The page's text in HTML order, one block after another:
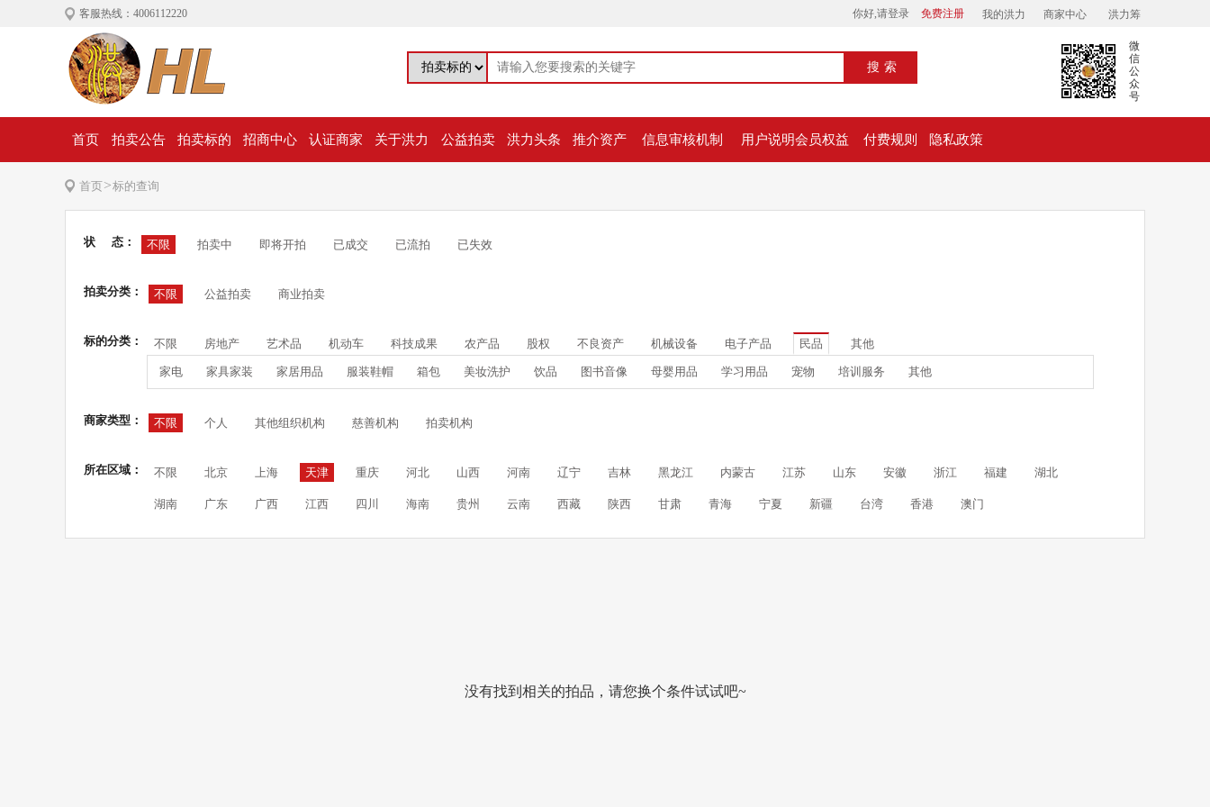
客服热线：4006112220 你好,请登录 免费注册 我的洪力 商家中心 洪力筹
搜索
微
信
公
众
号
首页 拍卖公告 拍卖标的 招商中心 认证商家 关于洪力 公益拍卖 洪力头条 推介资产 信息审核机制 用户说明会员权益 付费规则 隐私政策
首页>标的查询
状 态： 不限 拍卖中 即将开拍 已成交 已流拍 已失效
拍卖分类： 不限 公益拍卖 商业拍卖
标的分类： 不限 房地产 艺术品 机动车 科技成果 农产品 股权 不良资产 机械设备 电子产品 民品 其他
家电 家具家装 家居用品 服装鞋帽 箱包 美妆洗护 饮品 图书音像 母婴用品 学习用品 宠物 培训服务 其他
商家类型： 不限 个人 其他组织机构 慈善机构 拍卖机构
所在区域： 不限 北京 上海 天津 重庆 河北 山西 河南 辽宁 吉林 黑龙江 内蒙古 江苏 山东 安徽 浙江 福建 湖北
湖南 广东 广西 江西 四川 海南 贵州 云南 西藏 陕西 甘肃 青海 宁夏 新疆 台湾 香港 澳门
没有找到相关的拍品，请您换个条件试试吧~